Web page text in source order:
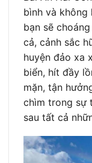
bình và không
bạn sẽ
cả, cảnh sắc
huyện đảo xa
biển, hít đầy
mặn, tận
chìm trong sự
sau tất cả